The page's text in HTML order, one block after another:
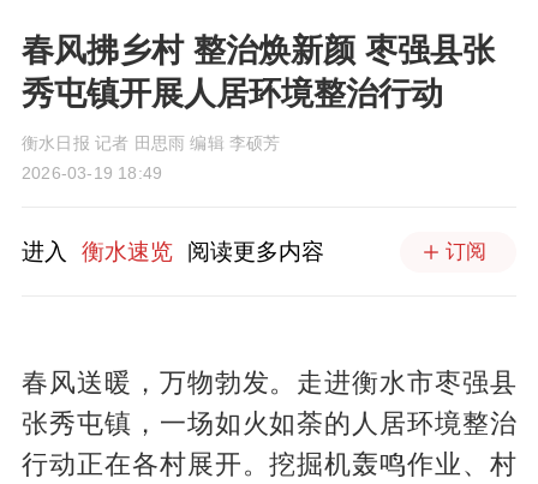
春风拂乡村 整治焕新颜 枣强县张
秀屯镇开展人居环境整治行动
衡水日报 记者 田思雨 编辑 李硕芳
2026-03-19 18:49
进入 衡水速览 阅读更多内容 订阅
春风送暖，万物勃发。走进衡水市枣强县
张秀屯镇，一场如火如荼的人居环境整治
行动正在各村展开。挖掘机轰鸣作业、村